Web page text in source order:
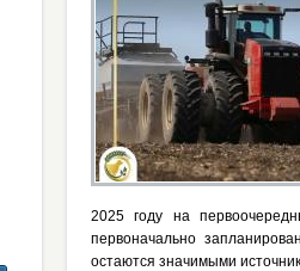
2025 году на
первоначально
остаются значимыми